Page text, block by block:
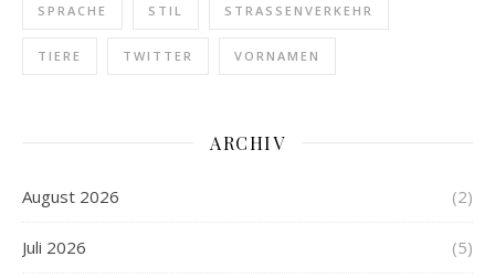
SPRACHE STIL STRASSENVERKEHR
TIERE TWITTER VORNAMEN
ARCHIV
August 2026 (2)
Juli 2026 (5)